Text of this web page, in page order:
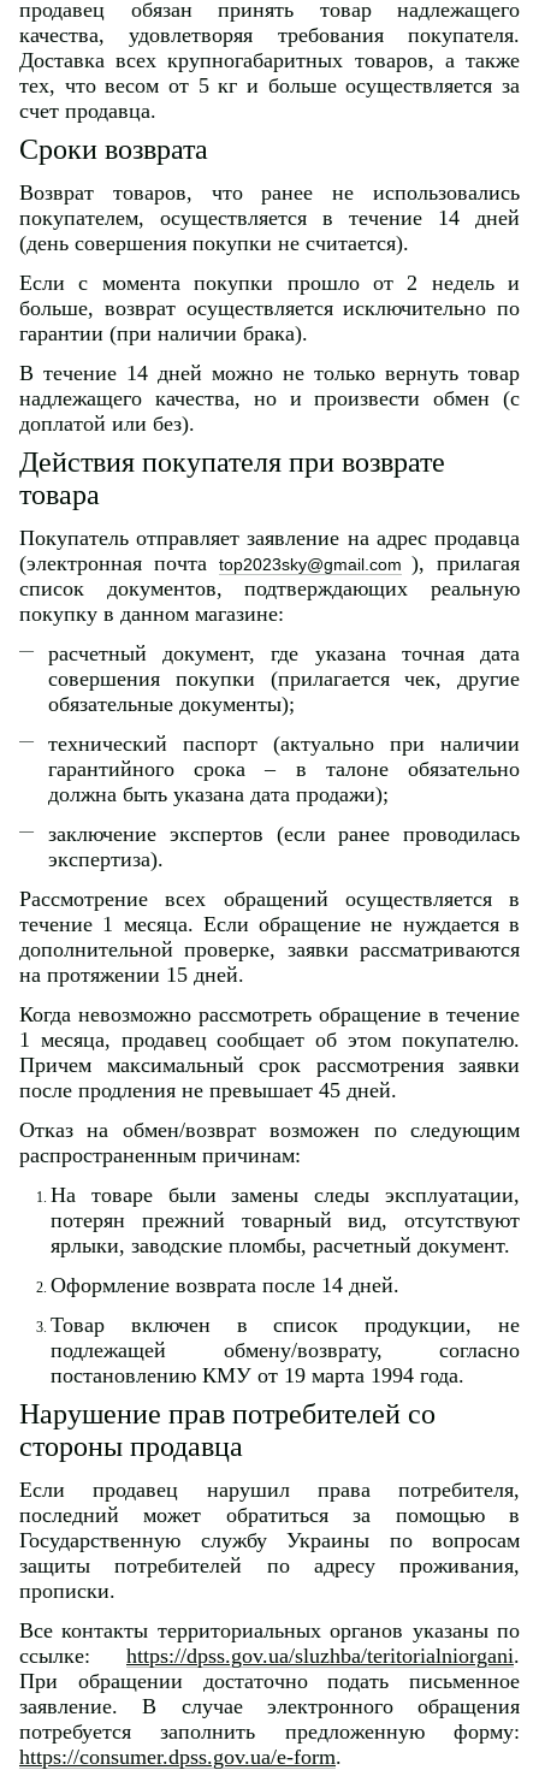
продавец обязан принять товар надлежащего
качества, удовлетворяя требования покупателя.
Доставка всех крупногабаритных товаров, а также
тех, что весом от 5 кг и больше осуществляется за
счет продавца.
Сроки возврата
Возврат товаров, что ранее не использовались
покупателем, осуществляется в течение 14 дней
(день совершения покупки не считается).
Если с момента покупки прошло от 2 недель и
больше, возврат осуществляется исключительно по
гарантии (при наличии брака).
В течение 14 дней можно не только вернуть товар
надлежащего качества, но и произвести обмен (с
доплатой или без).
Действия покупателя при возврате
товара
Покупатель отправляет заявление на адрес продавца
(электронная почта
top2023sky@gmail.com ), прилагая
список документов, подтверждающих реальную
покупку в данном магазине:
расчетный документ, где указана точная дата
совершения покупки (прилагается чек, другие
обязательные документы);
технический паспорт (актуально при наличии
гарантийного срока – в талоне обязательно
должна быть указана дата продажи);
заключение экспертов (если ранее проводилась
экспертиза).
Рассмотрение всех обращений осуществляется в
течение 1 месяца. Если обращение не нуждается в
дополнительной проверке, заявки рассматриваются
на протяжении 15 дней.
Когда невозможно рассмотреть обращение в течение
1 месяца, продавец сообщает об этом покупателю.
Причем максимальный срок рассмотрения заявки
после продления не превышает 45 дней.
Отказ на обмен/возврат возможен по следующим
распространенным причинам:
На товаре были замены следы эксплуатации,
потерян прежний товарный вид, отсутствуют
ярлыки, заводские пломбы, расчетный документ.
Оформление возврата после 14 дней.
Товар включен в список продукции, не
подлежащей обмену/возврату, согласно
постановлению КМУ от 19 марта 1994 года.
Нарушение прав потребителей со
стороны продавца
Если продавец нарушил права потребителя,
последний может обратиться за помощью в
Государственную службу Украины по вопросам
защиты потребителей по адресу проживания,
прописки.
Все контакты территориальных органов указаны по
ссылке: https://dpss.gov.ua/sluzhba/teritorialniorgani.
При обращении достаточно подать письменное
заявление. В случае электронного обращения
потребуется заполнить предложенную форму:
https://consumer.dpss.gov.ua/e-form.